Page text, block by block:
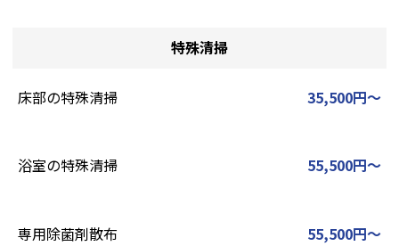
特殊清掃
床部の特殊清掃 35,500円～
浴室の特殊清掃 55,500円～
専用除菌剤散布 55,500円～